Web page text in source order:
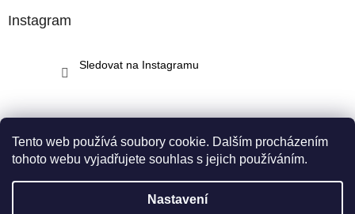
Tento web používá soubory cookie. Dalším procházením
tohoto webu vyjadřujete souhlas s jejich používáním.
Nastavení
Instagram
Sledovat na Instagramu